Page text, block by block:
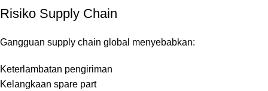
Risiko Supply Chain
Gangguan supply chain global menyebabkan:
Keterlambatan pengiriman
Kelangkaan spare part